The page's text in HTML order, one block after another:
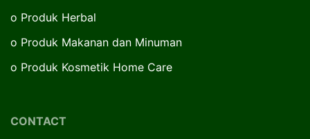
o Produk Herbal
o Produk Makanan dan Minuman
o Produk Kosmetik Home Care
CONTACT